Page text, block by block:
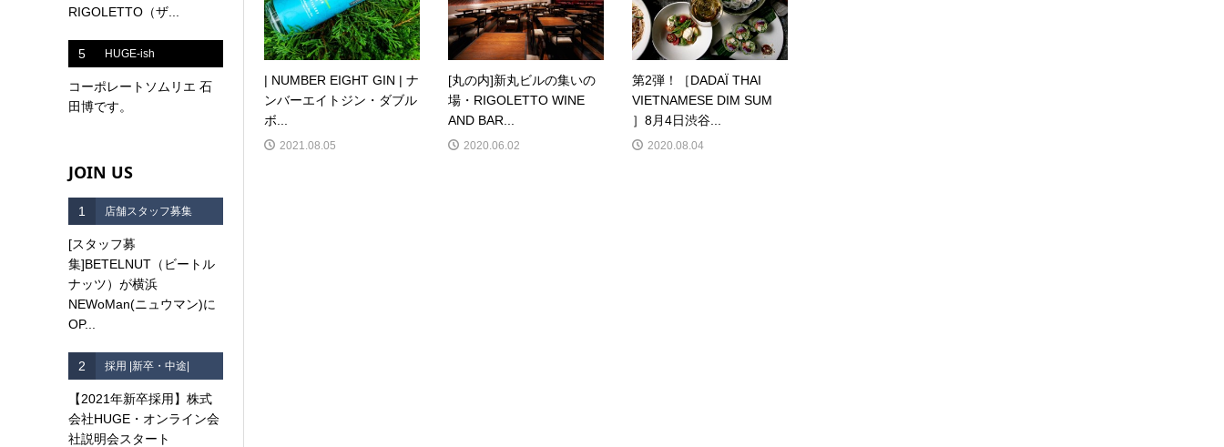
| NUMBER EIGHT GIN | ナ
ンバーエイトジン・ダブル
ボ...
2021.08.05
[丸の内]新丸ビルの集いの
場・RIGOLETTO WINE
AND BAR...
2020.06.02
第2弾！［DADAÏ THAI
VIETNAMESE DIM SUM
］8月4日渋谷...
2020.08.04
RIGOLETTO（ザ...
5 HUGE-ish
コーポレートソムリエ 石
田博です。
JOIN US
1 店舗スタッフ募集
[スタッフ募
集]BETELNUT（ビートル
ナッツ）が横浜
NEWoMan(ニュウマン)に
OP...
2 採用 |新卒・中途|
【2021年新卒採用】株式
会社HUGE・オンライン会
社説明会スタート